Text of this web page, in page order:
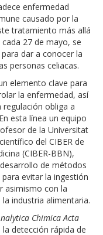
enfermedad
causado por la
tratamiento más allá
27 de mayo, se
dar a conocer la
personas celiacas.
elemento clave para
la enfermedad, así
obliga a
esta línea un equipo
de la Universitat
del CIBER de
(CIBER-BBN),
de métodos
evitar la ingestión
asimismo con la
industria alimentaria.
ChimicaActa
detección rápida de